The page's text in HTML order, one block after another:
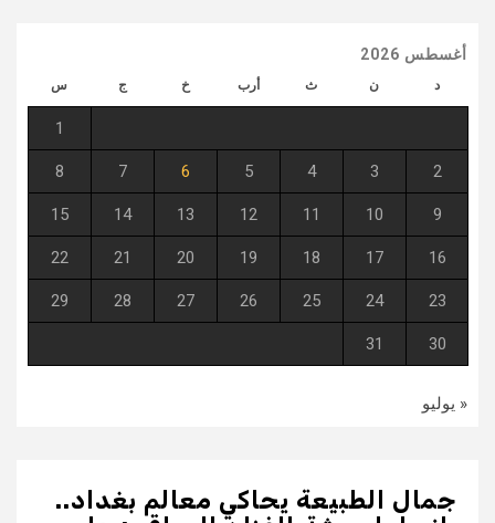
أغسطس 2026
د ن ث أرب خ ج س
1
2
3
4
5
6
7
8
9
10
11
12
13
14
15
16
17
18
19
20
21
22
23
24
25
26
27
28
29
30
31
« يوليو
جمال الطبيعة يحاكي معالم بغداد..